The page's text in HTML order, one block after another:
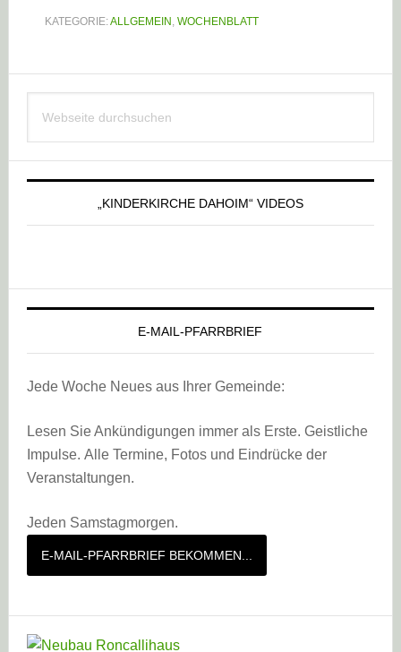
KATEGORIE:ALLGEMEIN , WOCHENBLATT
Haupt-
Sidebar
durchsuchen
„KINDERKIRCHE DAHOIM“ VIDEOS
E-MAIL-PFARRBRIEF
Jede Woche Neues aus Ihrer Gemeinde:
Lesen Sie Ankündigungen immer als Erste. Geistliche
Impulse. Alle Termine, Fotos und Eindrücke der
Veranstaltungen.
Jeden Samstagmorgen.
E-MAIL-PFARRBRIEF BEKOMMEN...